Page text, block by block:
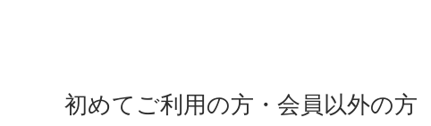
初めてご利用の方・会員以外の方